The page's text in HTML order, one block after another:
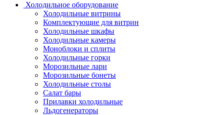
Холодильное оборудование
Холодильные витрины
Комплектующие для витрин
Холодильные шкафы
Холодильные камеры
Моноблоки и сплиты
Холодильные горки
Морозильные лари
Морозильные бонеты
Холодильные столы
Салат бары
Прилавки холодильные
Льдогенераторы